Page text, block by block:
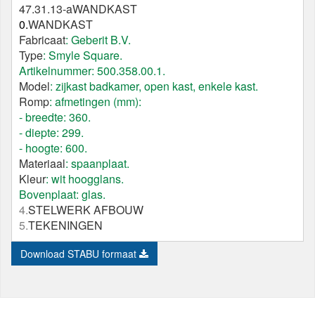
47.31.13-aWANDKAST
0.WANDKAST
Fabricaat: Geberit B.V.
Type: Smyle Square.
Artikelnummer: 500.358.00.1.
Model: zijkast badkamer, open kast, enkele kast.
Romp: afmetingen (mm):
- breedte: 360.
- diepte: 299.
- hoogte: 600.
Materiaal: spaanplaat.
Kleur: wit hoogglans.
Bovenplaat: glas.
4.STELWERK AFBOUW
5.TEKENINGEN
Download STABU formaat